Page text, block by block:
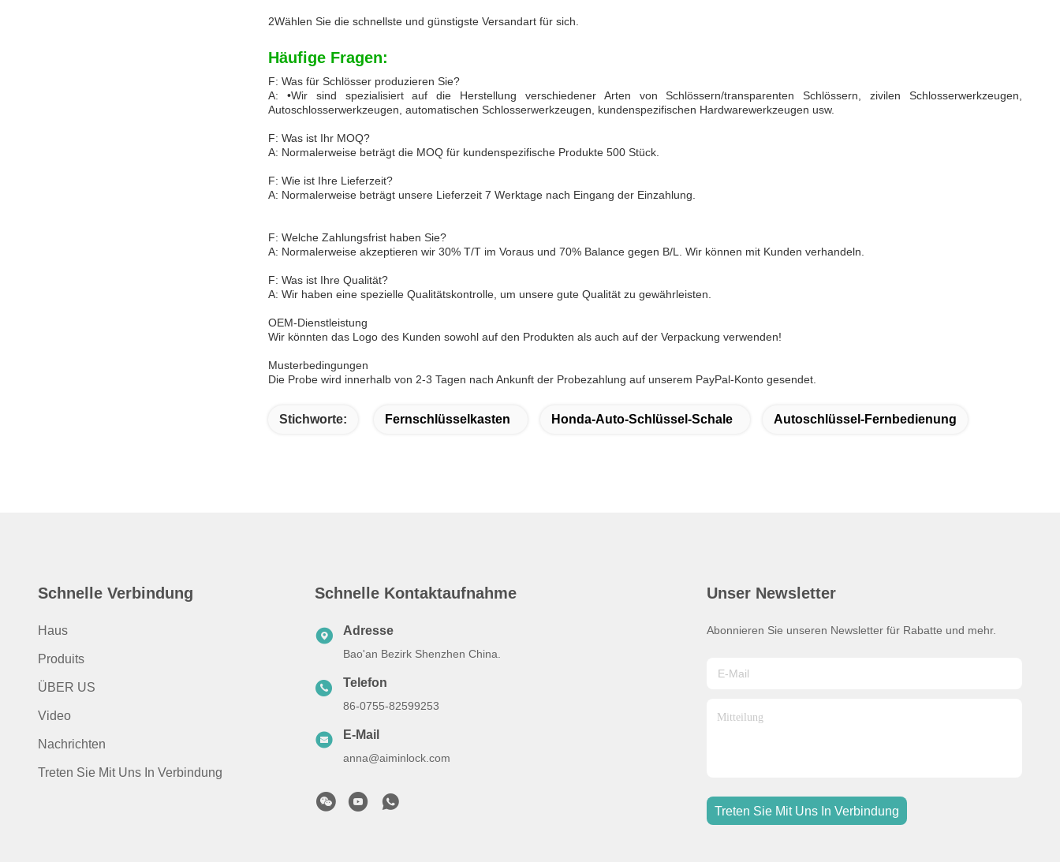
2Wählen Sie die schnellste und günstigste Versandart für sich.
Häufige Fragen:
F: Was für Schlösser produzieren Sie?
A: •Wir sind spezialisiert auf die Herstellung verschiedener Arten von Schlössern/transparenten Schlössern, zivilen Schlosserwerkzeugen,
Autoschlosserwerkzeugen, automatischen Schlosserwerkzeugen, kundenspezifischen Hardwarewerkzeugen usw.
F: Was ist Ihr MOQ?
A: Normalerweise beträgt die MOQ für kundenspezifische Produkte 500 Stück.
F: Wie ist Ihre Lieferzeit?
A: Normalerweise beträgt unsere Lieferzeit 7 Werktage nach Eingang der Einzahlung.
F: Welche Zahlungsfrist haben Sie?
A: Normalerweise akzeptieren wir 30% T/T im Voraus und 70% Balance gegen B/L. Wir können mit Kunden verhandeln.
F: Was ist Ihre Qualität?
A: Wir haben eine spezielle Qualitätskontrolle, um unsere gute Qualität zu gewährleisten.
OEM-Dienstleistung
Wir könnten das Logo des Kunden sowohl auf den Produkten als auch auf der Verpackung verwenden!
Musterbedingungen
Die Probe wird innerhalb von 2-3 Tagen nach Ankunft der Probezahlung auf unserem PayPal-Konto gesendet.
Stichworte: Fernschlüsselkasten Honda-Auto-Schlüssel-Schale Autoschlüssel-Fernbedienung
Schnelle Verbindung
Haus
Produits
ÜBER US
Video
Nachrichten
Treten Sie Mit Uns In Verbindung
Schnelle Kontaktaufnahme
Adresse
Bao'an Bezirk Shenzhen China.
Telefon
86-0755-82599253
E-Mail
anna@aiminlock.com
Unser Newsletter
Abonnieren Sie unseren Newsletter für Rabatte und mehr.
Treten Sie Mit Uns In Verbindung